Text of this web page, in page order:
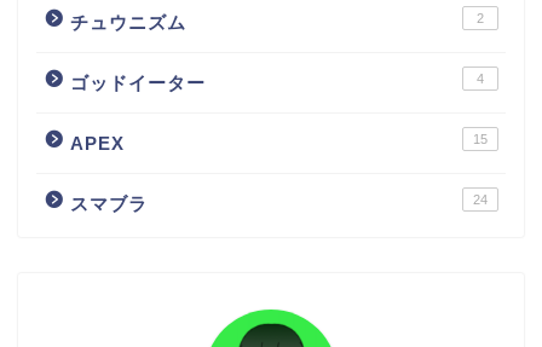
チュウニズム 2
ゴッドイーター 4
APEX 15
スマブラ 24